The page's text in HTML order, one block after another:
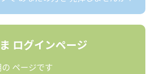
ログインページ
ページです